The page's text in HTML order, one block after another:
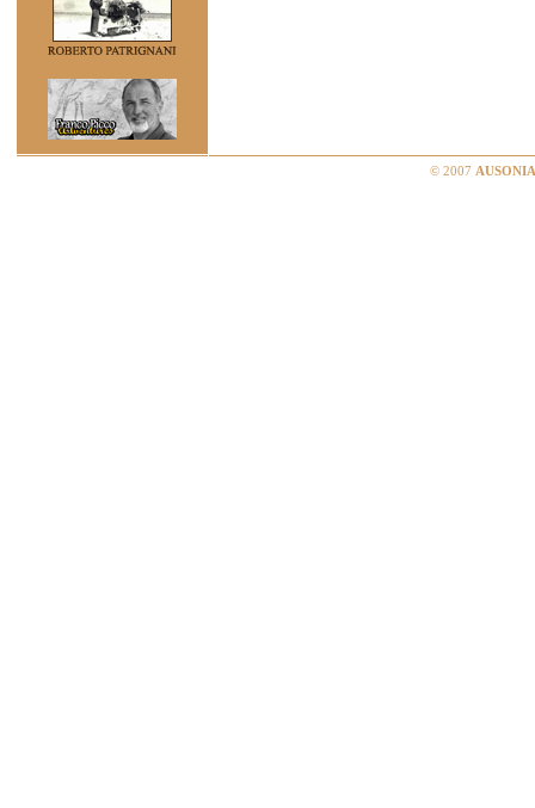
© 2007